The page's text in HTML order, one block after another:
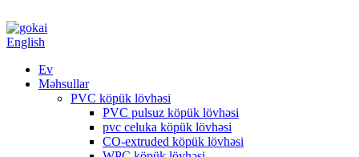
English
Ev
Məhsullar
PVC köpük lövhəsi
PVC pulsuz köpük lövhəsi
pvc celuka köpük lövhəsi
CO-extruded köpük lövhəsi